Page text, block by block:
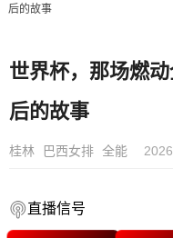
后的故事
世界杯，那场燃
后的故事
桂林 巴西女排 全能
直播信号